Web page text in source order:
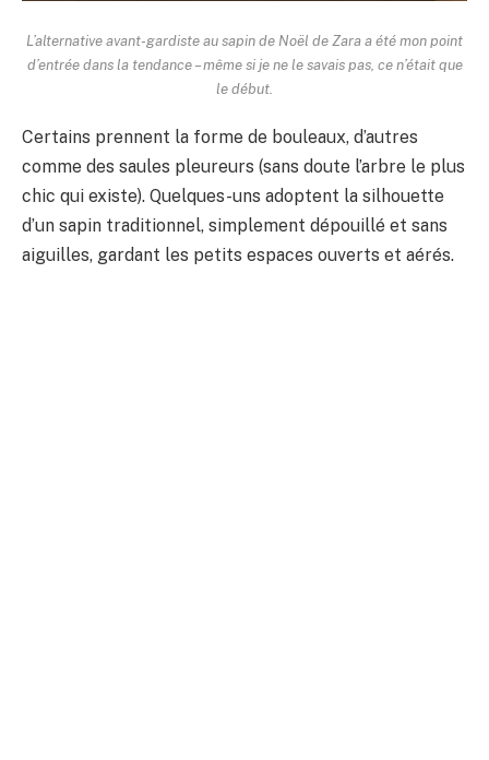
L’alternative avant-gardiste au sapin de Noël de Zara a été mon point
d’entrée dans la tendance – même si je ne le savais pas, ce n’était que
le début.
Certains prennent la forme de bouleaux, d’autres
comme des saules pleureurs (sans doute l’arbre le plus
chic qui existe). Quelques-uns adoptent la silhouette
d’un sapin traditionnel, simplement dépouillé et sans
aiguilles, gardant les petits espaces ouverts et aérés.